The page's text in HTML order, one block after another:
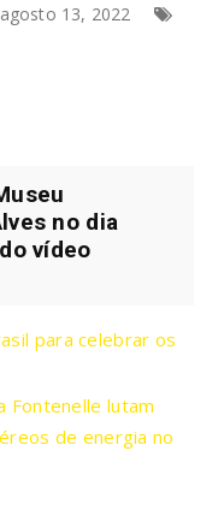
13, 2022
no dia
vídeo
para celebrar os
Fontenelle lutam
de energia no